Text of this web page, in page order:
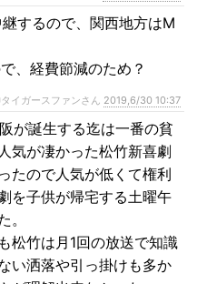
するので、関西地方はM
、経費節減のため？
イガースファンさん 2019,6/30 10:37
が誕生する迄は一番の貧
気が凄かった松竹新喜劇
たので人気が低くて権利
を子供が帰宅する土曜午
。
松竹は月1回の放送で知識
い洒落や引っ掛けも多か